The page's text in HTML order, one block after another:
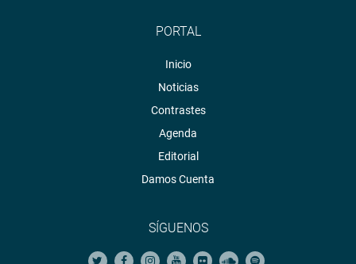
PORTAL
Inicio
Noticias
Contrastes
Agenda
Editorial
Damos Cuenta
SÍGUENOS